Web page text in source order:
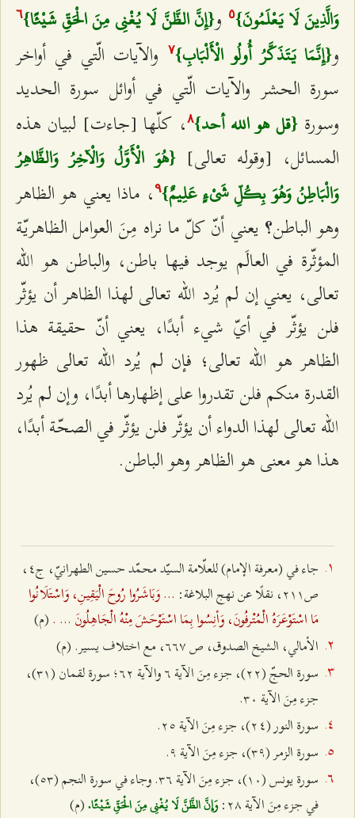
وَالَّذِينَ لَا يَعْلَمُونَ}٥ و{إِنَّ الظَّنَّ لَا يُغْنِي مِنَ الْحَقِّ شَيْئًا}٦
و{إِنَّمَا يَتَذَكَّرُ أُولُو الْأَلْبَابِ}۷
والآيات الّتي في أواخر
سورة الحشر والآيات الّتي في أوائل سورة الحديد
وسورة{قل هو الله أحد}۸ ، كلّها [جاءت] لبيان هذه
المسائل، [وقوله تعالى] {هُوَ الْأَوَّلُ وَالْآَخِرُ وَالظَّاهِرُ
وَالْبَاطِنُ وَهُوَ بِكُلِّ شَيْءٍ عَلِيمٌ}٩، ماذا يعني هو الظاهر
وهو الباطن؟ يعني أنّ كلّ ما نراه مِنَ العوامل الظاهريّة
المؤثّرة في العالَم يوجد فيها باطن، والباطن هو الله
تعالى، يعني إن لم يُرد الله تعالى لهذا الظاهر أن يؤثّر
فلن يؤثّر في أيّ شيء أبدًا، يعني أنّ حقيقة هذا
الظاهر هو الله تعالى؛ فإن لم يُرد الله تعالى ظهور
القدرة منكم فلن تقدروا على إظهارها أبدًا، وإن لم يُرد
الله تعالى لهذا الدواء أن يؤثّر فلن يؤثّر في الصحّة أبدًا،
هذا هو معنى هو الظاهر وهو الباطن.
جاء في (معرفة الإمام) للعلّامة السيّد محمّد حسين الطهرانيّ، ج٤،
ص٢۱۱، نقلًا عن نهج البلاغة:
... وَبَاشَرُوا رُوحَ الْيَقِينِ، وَاسْتَلَانُوا
مَا اسْتَوْعَرَهُ الْمُتْرفُونَ، وَأنِسُوا بِمَا اسْتَوْحَشَ مِنْهُ الْجَاهِلُونَ ... .(م)
الأمالي، الشيخ الصدوق، ص ٦٦۷، مع اختلاف يسير. (م)
سورة الحجّ (٢٢)، جزء مِنَ الآية ٦ والآية ٦٢؛ سورة لقمان (٣۱)،
جزء مِنَ الآية ٣۰.
سورة النور (٢٤)، جزء مِنَ الآية ٢٥.
سورة الزمر (٣٩)، جزء مِنَ الآية ٩.
سورة يونس (۱۰)، جزء مِنَ الآية ٣٦. وجاء في سورة النجم (٥٣)،
في جزء مِنَ الآية ٢۸:
وَإِنَّ الظَّنَّ لَا يُغْنِي مِنَ الْحَقِّ شَيْئًا.(م)